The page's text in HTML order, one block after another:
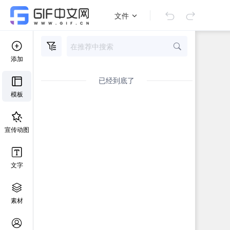
文件
添加
模板
宣传动图
文字
素材
已经到底了